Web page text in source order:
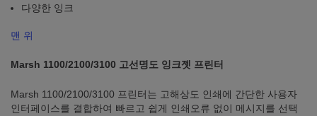
다양한 잉크
맨 위
Marsh 1100/2100/3100 고선명도 잉크젯 프린터
Marsh 1100/2100/3100 프린터는 고해상도 인쇄에 간단한 사용자
인터페이스를 결합하여 빠르고 쉽게 인쇄오류 없이 메시지를 선택